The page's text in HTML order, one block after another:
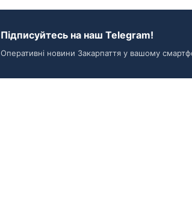
Підписуйтесь на наш Telegram!
Оперативні новини Закарпаття у вашому